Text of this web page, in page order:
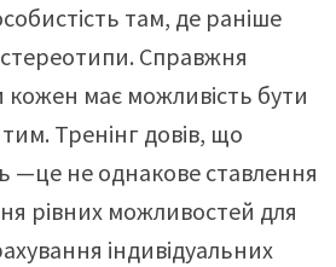
там, де раніше
Справжня
кожен має можливість бути
Тренінг довів, що
—це не однакове ставлення
рівних можливостей для
індивідуальних